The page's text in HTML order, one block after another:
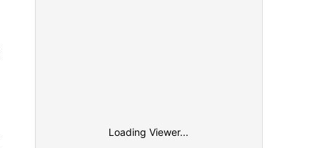
Loading Viewer...